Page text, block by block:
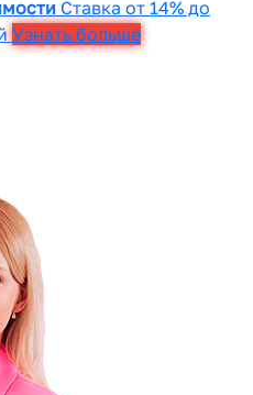
Ставка от 14% до
Узнать больше